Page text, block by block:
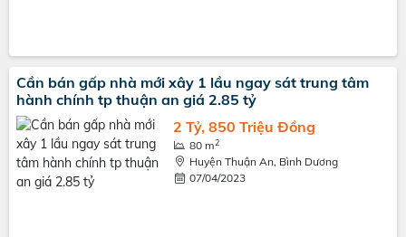
Cần bán gấp nhà mới xây 1 lầu ngay sát trung tâm
hành chính tp thuận an giá 2.85 tỷ
2 Tỷ, 850 Triệu Đồng
80 m2
Huyện Thuận An, Bình Dương
07/04/2023